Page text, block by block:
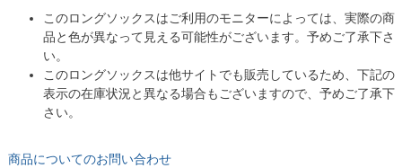
このロングソックスはご利用のモニターによっては、実際の商
品と色が異なって見える可能性がございます。予めご了承下さ
い。
このロングソックスは他サイトでも販売しているため、下記の
表示の在庫状況と異なる場合もございますので、予めご了承下
さい。
商品についてのお問い合わせ